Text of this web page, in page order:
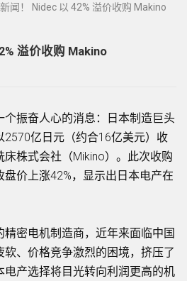
闻！ Nidec 以 42% 溢价收购 Makino
溢价收购 Makino
振奋人心的消息：日本制造巨头
2570亿日元（约合16亿美元）收
株式会社（Mikino）。此次收购
价上涨42%，显示出日本电产在
精密电机制造商，近年来面临中国
软、价格竞争激烈的困境，挤压了
产选择将目光转向利润更高的机